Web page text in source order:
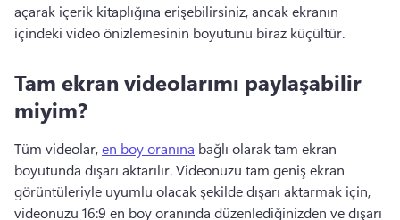
açarak içerik kitaplığına erişebilirsiniz, ancak ekranın
içindeki video önizlemesinin boyutunu biraz küçültür.
Tam ekran videolarımı paylaşabilir
miyim?
Tüm videolar, en boy oranına bağlı olarak tam ekran
boyutunda dışarı aktarılır. Videonuzu tam geniş ekran
görüntüleriyle uyumlu olacak şekilde dışarı aktarmak için,
videonuzu 16:9 en boy oranında düzenlediğinizden ve dışarı